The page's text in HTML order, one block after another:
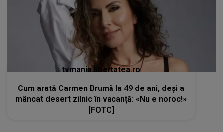
tvmania.libertatea.ro
Cum arată Carmen Brumă la 49 de ani, deși a
mâncat desert zilnic în vacanță: «Nu e noroc!»
[FOTO]